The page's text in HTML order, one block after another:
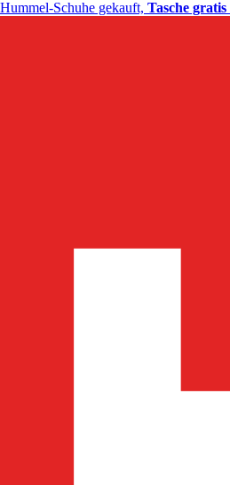
Hummel-Schuhe gekauft, Tasche gratis